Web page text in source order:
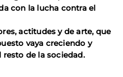
con la lucha contra el
actitudes y de arte, que
vaya creciendo y
de la sociedad.